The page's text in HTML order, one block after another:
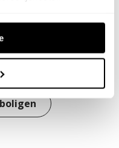
og et
er der videre
direkte udgang til
i forbindelse med
ramme om